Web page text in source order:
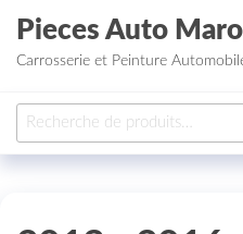
Aller au contenu
Pieces Auto
Carrosserie et Peinture
Recherche pour :